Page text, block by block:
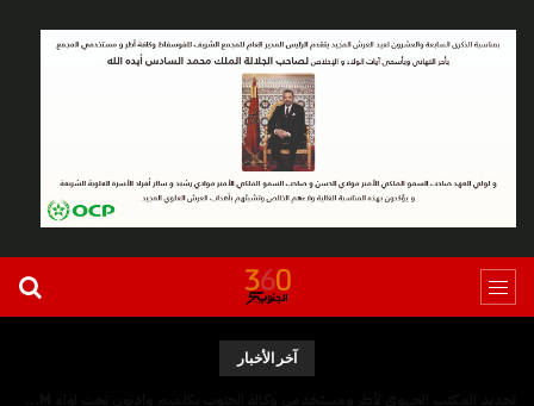
آخر الأخبار